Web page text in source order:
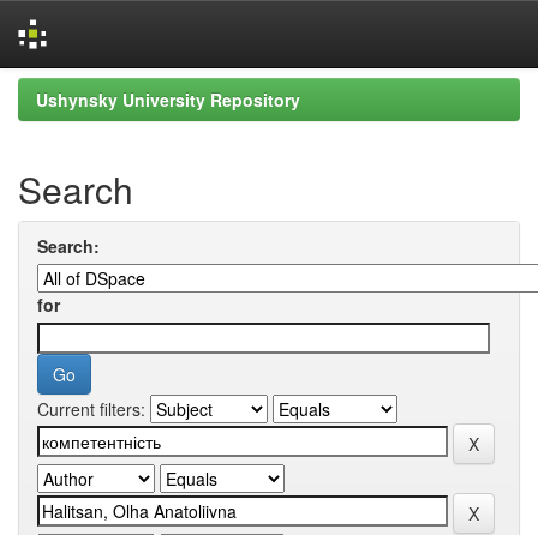
Skip
navigation
Ushynsky University Repository
Search
Search:
for
Current filters: